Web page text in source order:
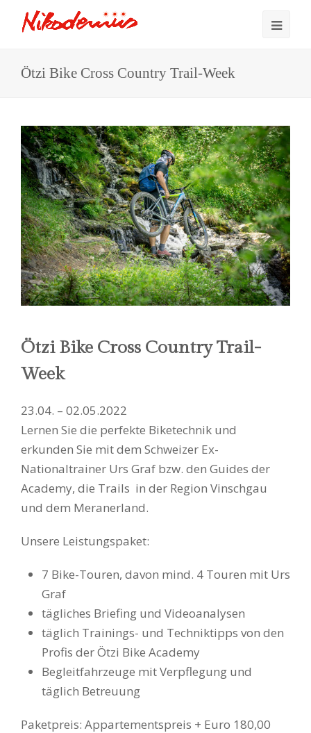
Ötzi Bike Cross Country Trail-Week
Ötzi Bike Cross Country Trail-
Week
23.04. – 02.05.2022
Lernen Sie die perfekte Biketechnik und
erkunden Sie mit dem Schweizer Ex-
Nationaltrainer Urs Graf bzw. den Guides der
Academy, die Trails in der Region Vinschgau
und dem Meranerland.
Unsere Leistungspaket:
7 Bike-Touren, davon mind. 4 Touren mit Urs
Graf
tägliches Briefing und Videoanalysen
täglich Trainings- und Techniktipps von den
Profis der Ötzi Bike Academy
Begleitfahrzeuge mit Verpflegung und
täglich Betreuung
Paketpreis: Appartementspreis + Euro 180,00